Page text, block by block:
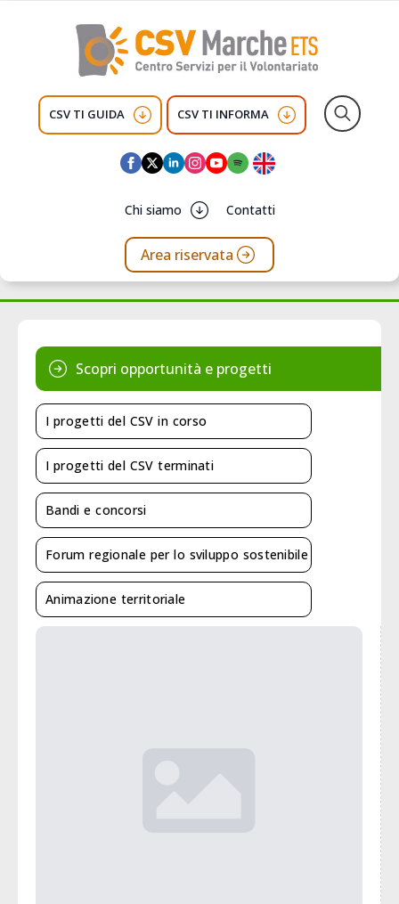
CSV TI GUIDA CSV TI INFORMA
Chi siamo Contatti
Area riservata
Scopri opportunità e progetti
I progetti del CSV in corso
I progetti del CSV terminati
Bandi e concorsi
Forum regionale per lo sviluppo sostenibile
Animazione territoriale